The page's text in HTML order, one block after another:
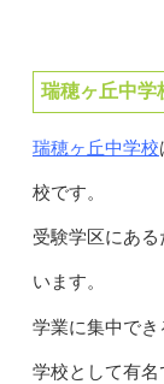
瑞穂ヶ丘中学
瑞穂ヶ丘中学校
校です。
受験学区にあ
います。
学業に集中でき
学校として有名